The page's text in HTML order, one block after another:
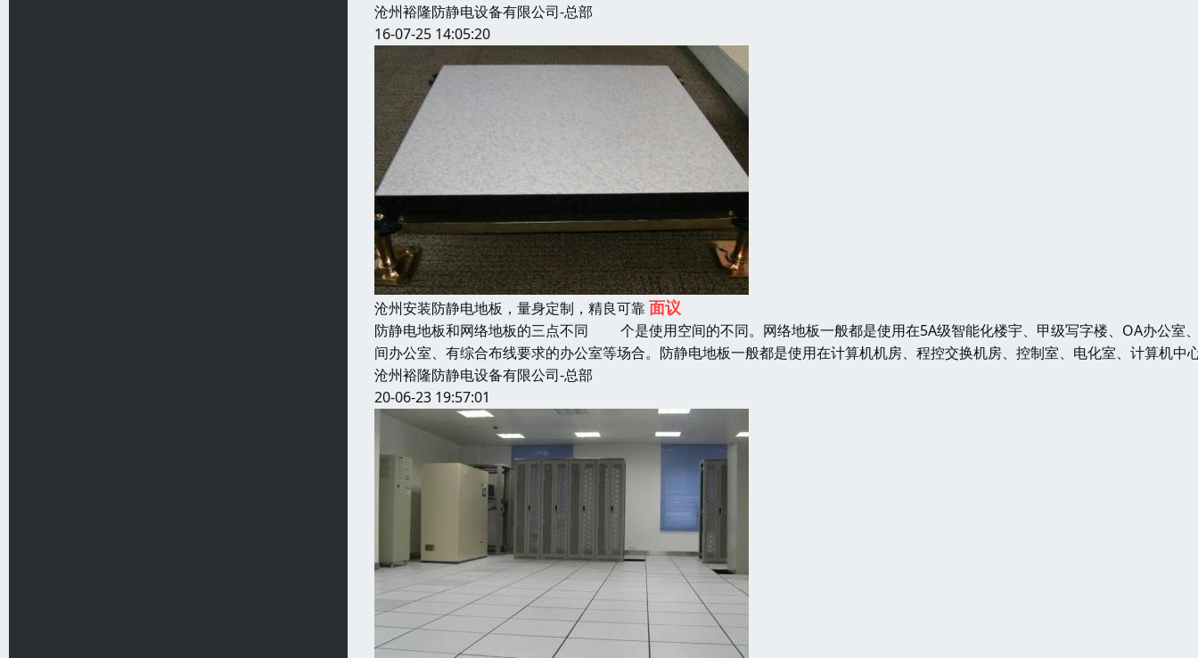
沧州裕隆防静电设备有限公司-总部
16-07-25 14:05:20
沧州安装防静电地板，量身定制，精良可靠面议
防静电地板和网络地板的三点不同 个是使用空间的不同。网络地板一般都是使用在5A级智能化楼宇、甲级写字楼、OA办公室
间办公室、有综合布线要求的办公室等场合。防静电地板一般都是使用在计算机机房、程控交换机房、控制室、电化室、计算机中
沧州裕隆防静电设备有限公司-总部
20-06-23 19:57:01